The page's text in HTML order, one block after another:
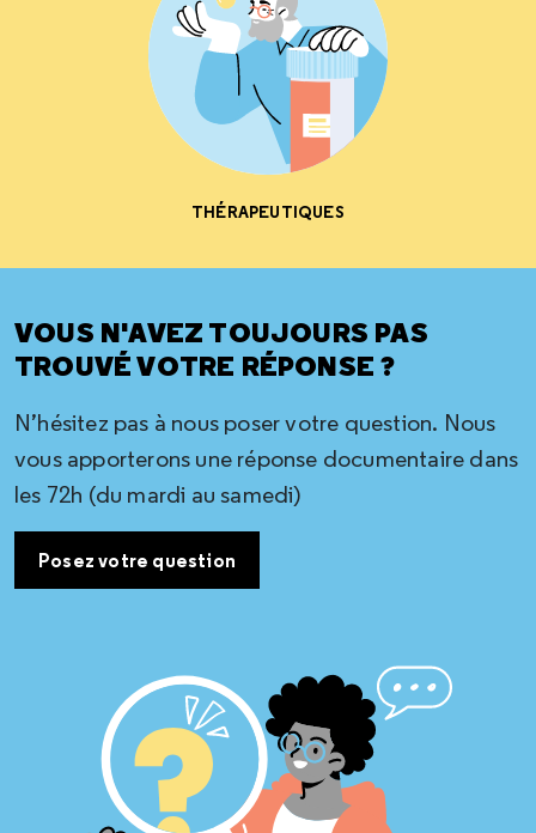
THÉRAPEUTIQUES
VOUS N'AVEZ TOUJOURS PAS
TROUVÉ VOTRE RÉPONSE ?
N’hésitez pas à nous poser votre question. Nous
vous apporterons une réponse documentaire dans
les 72h (du mardi au samedi)
Posez votre question